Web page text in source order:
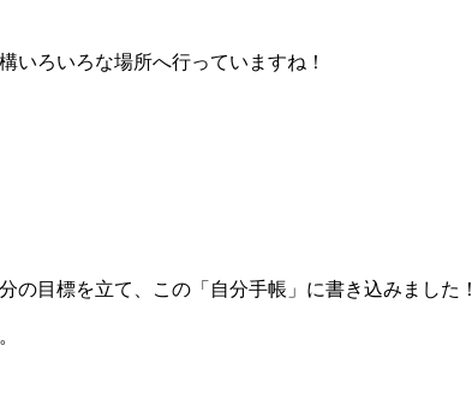
いろいろな場所へ行っていますね！
目標を立て、この「自分手帳」に書き込みました！